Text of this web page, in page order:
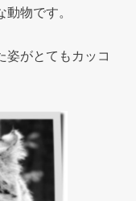
物です。
姿がとてもカッコ